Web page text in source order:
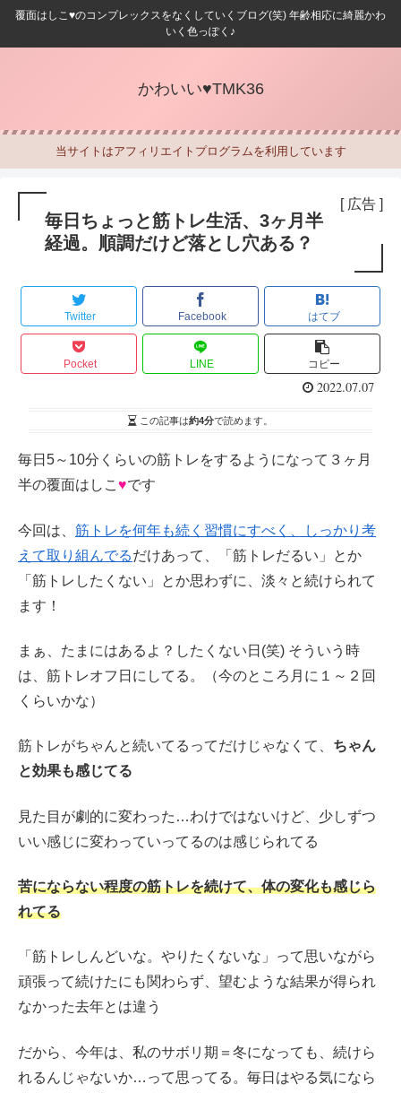
覆面はしこ♥のコンプレックスをなくしていくブログ(笑) 年齢相応に綺麗かわ
いく色っぽく♪
かわいい♥TMK36
当サイトはアフィリエイトプログラムを利用しています
[ 広告 ]
毎日ちょっと筋トレ生活、3ヶ月半
経過。順調だけど落とし穴ある？
Twitter Facebook はてブ
Pocket LINE コピー
2022.07.07
この記事は約4分で読めます。
毎日5～10分くらいの筋トレをするようになって３ヶ月
半の覆面はしこ ♥です
今回は、 筋トレを何年も続く習慣にすべく、しっかり考
えて取り組んでるだけあって、「筋トレだるい」とか
「筋トレしたくない」とか思わずに、淡々と続けられて
ます！
まぁ、たまにはあるよ？したくない日(笑) そういう時
は、筋トレオフ日にしてる。（今のところ月に１～２回
くらいかな）
筋トレがちゃんと続いてるってだけじゃなくて、 ちゃん
と効果も感じてる
見た目が劇的に変わった…わけではないけど、少しずつ
いい感じに変わっていってるのは感じられてる
苦にならない程度の筋トレを続けて、体の変化も感じら
れてる
「筋トレしんどいな。やりたくないな」って思いながら
頑張って続けたにも関わらず、望むような結果が得られ
なかった去年とは違う
だから、今年は、私のサボリ期＝冬になっても、続けら
れるんじゃないか…って思ってる。毎日はやる気になら